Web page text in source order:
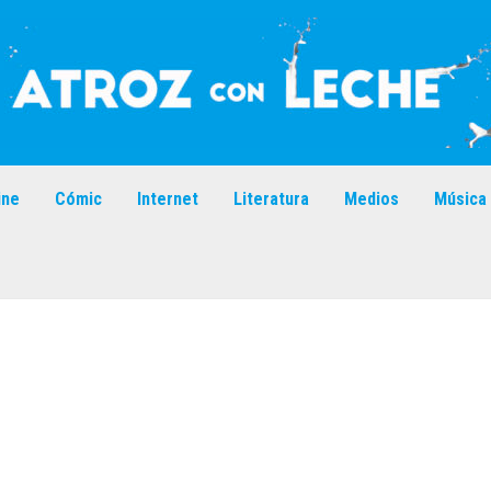
Cómic Internet Literatura Medios Música